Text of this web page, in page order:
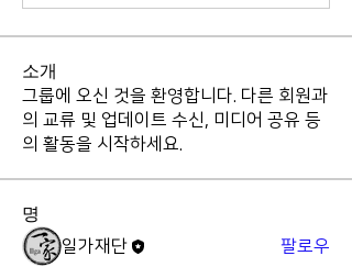
소개
그룹에 오신 것을 환영합니다. 다른 회원과
의 교류 및 업데이트 수신, 미디어 공유 등
의 활동을 시작하세요.
명
일가재단
팔로우